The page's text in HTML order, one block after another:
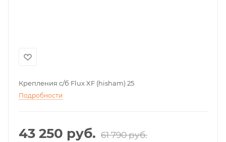
Крепления с/б Flux XF (hisham) 25
Подробности
43 250 руб. 61 790руб.